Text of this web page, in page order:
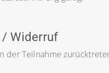
Widerruf
der Teilnahme